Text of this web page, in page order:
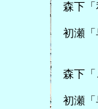
森下「
初瀬「
準備
森下「
初瀬「